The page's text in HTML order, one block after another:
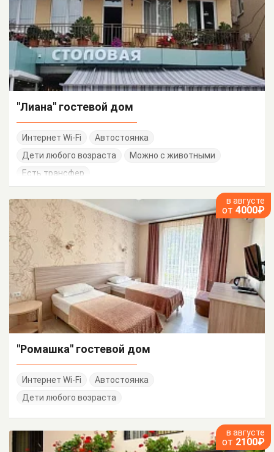
"Лиана" гостевой дом
Интернет Wi-Fi
Автостоянка
Дети любого возраста
Можно с животными
Есть трансфер
в августе
от 4000₽
"Ромашка" гостевой дом
Интернет Wi-Fi
Автостоянка
Дети любого возраста
в августе
от 2100₽